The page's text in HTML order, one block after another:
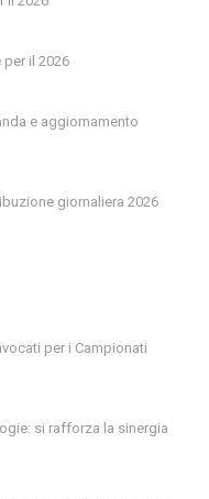
il 2026
e aggiornamento
giornaliera 2026
per i Campionati
si rafforza la sinergia